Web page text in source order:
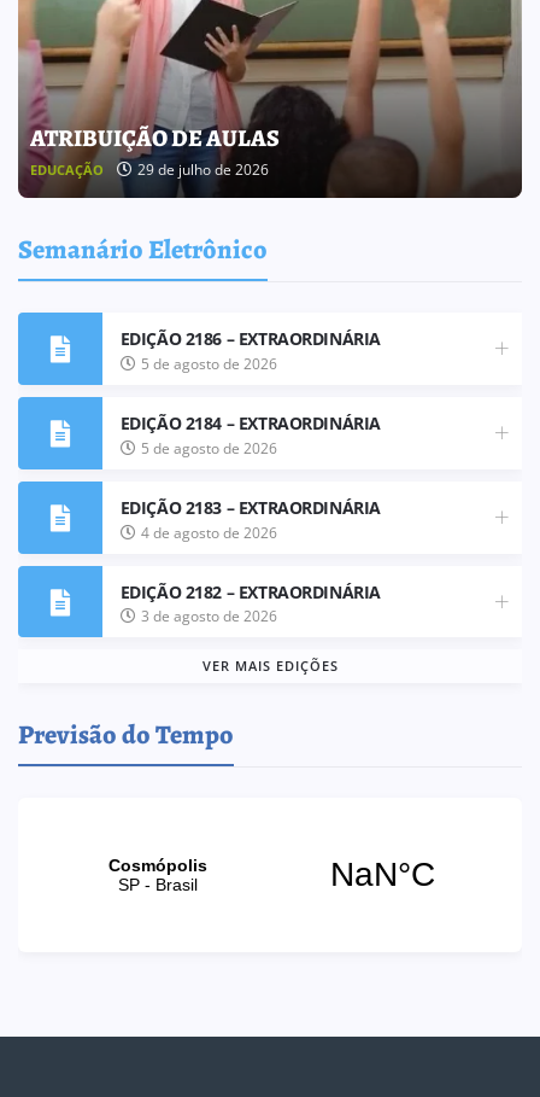
BOLETIM INFORMATIVO 238
BOLETIM INFORMATIVO 25 de julho de 2026
Semanário Eletrônico
EDIÇÃO 2186 – EXTRAORDINÁRIA
5 de agosto de 2026
EDIÇÃO 2184 – EXTRAORDINÁRIA
5 de agosto de 2026
EDIÇÃO 2183 – EXTRAORDINÁRIA
4 de agosto de 2026
EDIÇÃO 2182 – EXTRAORDINÁRIA
3 de agosto de 2026
VER MAIS EDIÇÕES
Previsão do Tempo